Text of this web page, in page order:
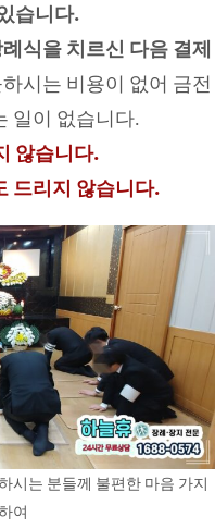
습니다.
식을 치르신 다음 결제
시는 비용이 없어 금전
일이 없습니다.
않습니다.
드리지 않습니다.
시는 분들께 불편한 마음 가지
여